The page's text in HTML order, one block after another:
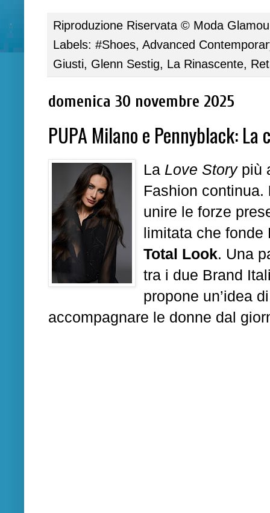
Riproduzione Riservata © Moda
Labels: #Shoes, Advanced
Giusti, Glenn Sestig, La Rinascente,
domenica 30 novembre 2025
PUPA Milano e Pennyblack:
La Love Storypiù
Fashion continua.
unire le forze
limitata che fonde
Total Look. Una
tra i due Brand
propone un’idea
accompagnare le donne dal